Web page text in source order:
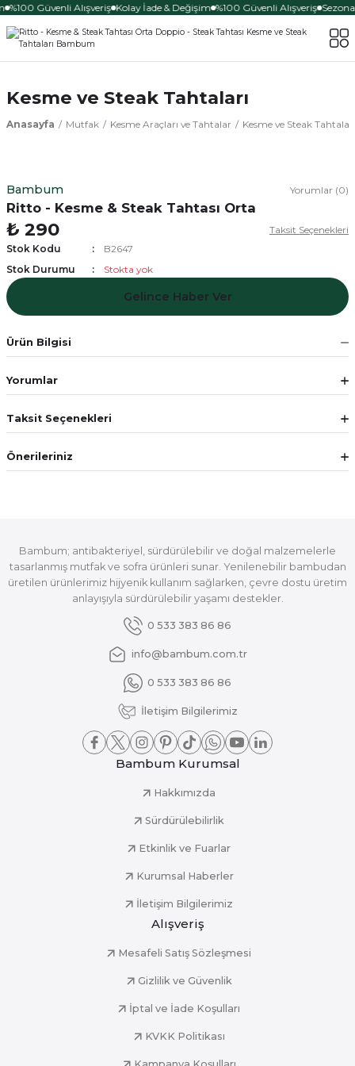
%100 Güvenli Alışveriş Kolay İade & Değişim %100 Güvenli Alışveriş
Kesme ve Steak Tahtaları
Anasayfa Mutfak Kesme Araçları ve Tahtalar Kesme ve Steak Tahtaları
Bambum Yorumlar (0)
Ritto - Kesme & Steak Tahtası Orta
₺ 290
Taksit Seçenekleri
Stok Kodu
B2647
Stok Durumu
Stokta yok
Gelince Haber Ver
Ürün Bilgisi
Yorumlar
Taksit Seçenekleri
Önerileriniz
Bambum; antibakteriyel, sürdürülebilir ve doğal malzemelerle
tasarlanmış mutfak ve sofra ürünleri sunar. Yenilenebilir bambudan
üretilen ürünlerimiz hijyenik kullanım sağlarken, çevre dostu üretim
anlayışıyla sürdürülebilir yaşamı destekler.
0 533 383 86 86
info@bambum.com.tr
0 533 383 86 86
İletişim Bilgilerimiz
Bambum Kurumsal
Hakkımızda
Sürdürülebilirlik
Etkinlik ve Fuarlar
Kurumsal Haberler
İletişim Bilgilerimiz
Alışveriş
Mesafeli Satış Sözleşmesi
Gizlilik ve Güvenlik
İptal ve İade Koşulları
KVKK Politikası